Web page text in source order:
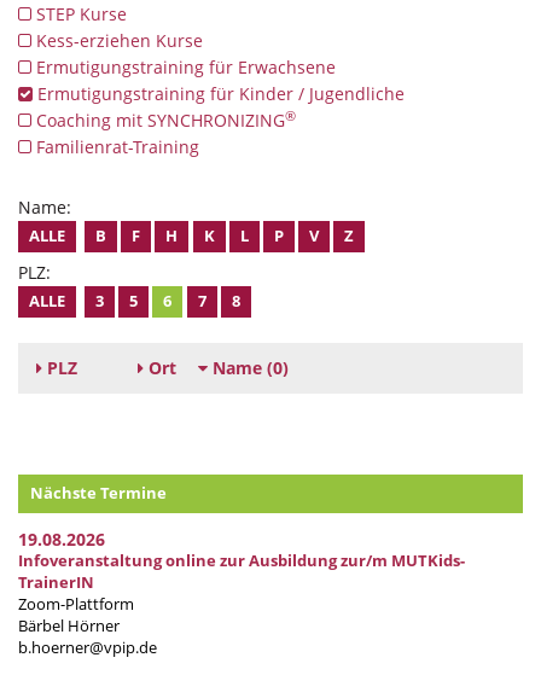
STEP Kurse
Kess-erziehen Kurse
Ermutigungstraining für Erwachsene
Ermutigungstraining für Kinder / Jugendliche
Coaching mit SYNCHRONIZING®
Familienrat-Training
Name:
ALLE B F H K L P V Z
PLZ:
ALLE 3 5 6 7 8
PLZ Ort Name (0)
Nächste Termine
19.08.2026
Infoveranstaltung online zur Ausbildung zur/m MUTKids-
TrainerIN
Zoom-Plattform
Bärbel Hörner
b.hoerner@vpip.de